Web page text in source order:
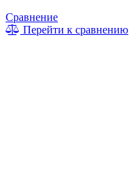
Сравнение
Перейти к сравнению